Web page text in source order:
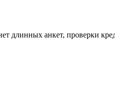
длинных анкет, проверки